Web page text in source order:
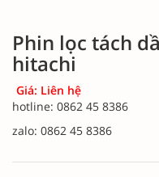
Phin lọc tách
hitachi
Giá: Liên hệ
hotline: 0862 45 8386
zalo: 0862 45 8386